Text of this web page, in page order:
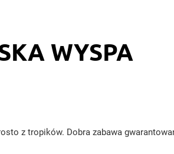
WYSPA
z tropików. Dobra zabawa